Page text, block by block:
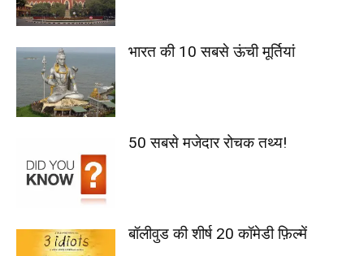
भारत की 10 सबसे ऊंची मूर्तियां
50 सबसे मजेदार रोचक तथ्य!
बॉलीवुड की शीर्ष 20 कॉमेडी फ़िल्में